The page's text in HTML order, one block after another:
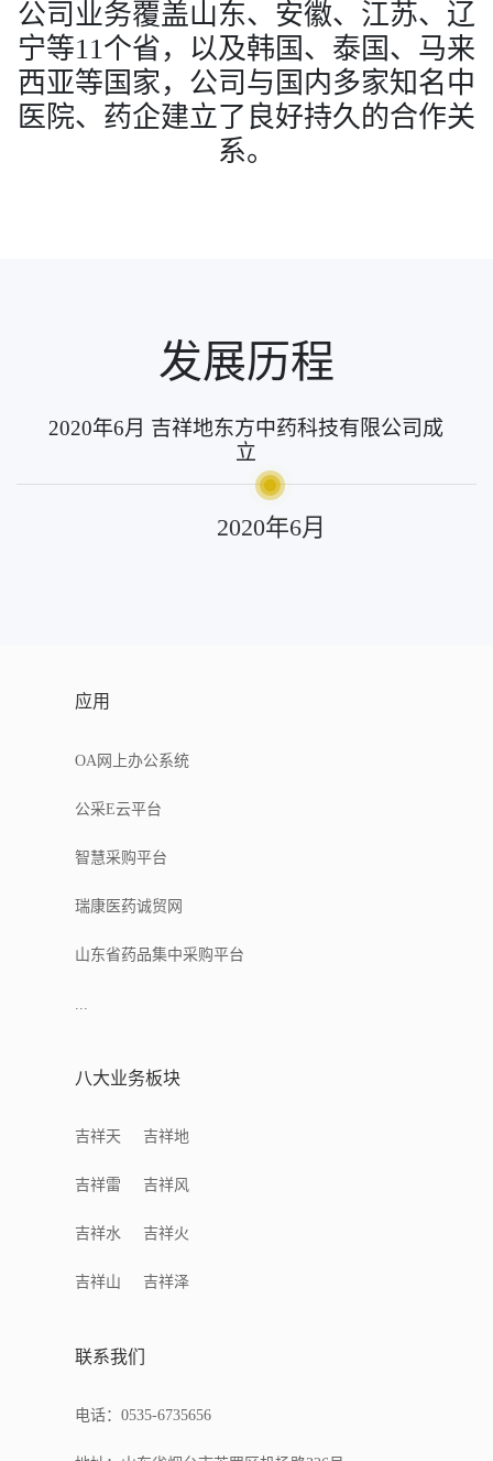
公司业务覆盖山东、安徽、江苏、辽
宁等11个省，以及韩国、泰国、马来
西亚等国家，公司与国内多家知名中
医院、药企建立了良好持久的合作关
系。
发展历程
2020年6月 吉祥地东方中药科技有限公司成
立
2020年6月
应用
OA网上办公系统
公采E云平台
智慧采购平台
瑞康医药诚贸网
山东省药品集中采购平台
...
八大业务板块
吉祥天 吉祥地
吉祥雷 吉祥风
吉祥水 吉祥火
吉祥山 吉祥泽
联系我们
电话：0535-6735656